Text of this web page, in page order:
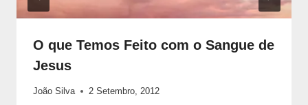
O que Temos Feito com o Sangue de
Jesus
João Silva 2 Setembro, 2012